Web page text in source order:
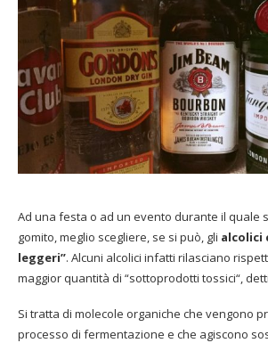
Ad una festa o ad un evento durante il quale
gomito, meglio scegliere, se si può, gli alcolici
leggeri”. Alcuni alcolici infatti rilasciano
maggior quantità di “sottoprodotti tossici“, detti
Si tratta di molecole organiche che vengono
processo di fermentazione e che agiscono